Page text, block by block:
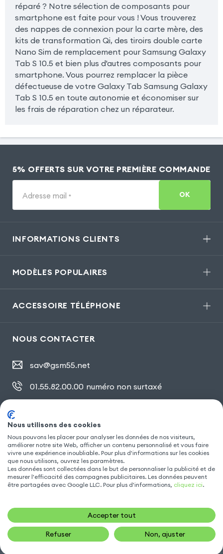
réparé ? Notre sélection de composants pour
smartphone est faite pour vous ! Vous trouverez
des nappes de connexion pour la carte mère, des
kits de transformation Qi, des tiroirs double carte
Nano Sim de remplacement pour Samsung Galaxy
Tab S 10.5 et bien plus d'autres composants pour
smartphone. Vous pourrez remplacer la pièce
défectueuse de votre Galaxy Tab Samsung Galaxy
Tab S 10.5 en toute autonomie et économiser sur
les frais de réparation chez un réparateur.
5% OFFERTS SUR VOTRE PREMIÈRE COMMANDE
Adresse mail * OK
INFORMATIONS CLIENTS
MODÈLES POPULAIRES
ACCESSOIRE TÉLÉPHONE
NOUS CONTACTER
sav@gsm55.net
01.55.82.00.00 numéro non surtaxé
SUIVEZ NOUS
Nous utilisons des cookies
Nous pouvons les placer pour analyser les données de nos visiteurs,
améliorer notre site Web, afficher un contenu personnalisé et vous faire
vivre une expérience inoubliable. Pour plus d'informations sur les cookies
que nous utilisons, ouvrez les paramètres.
Les données sont collectées dans le but de personnaliser la publicité et de
mesurer l'efficacité des campagnes publicitaires. Les données peuvent
être partagées avec Google LLC. Pour plus d'informations, cliquez ici.
Accepter tout
Refuser Non, ajuster